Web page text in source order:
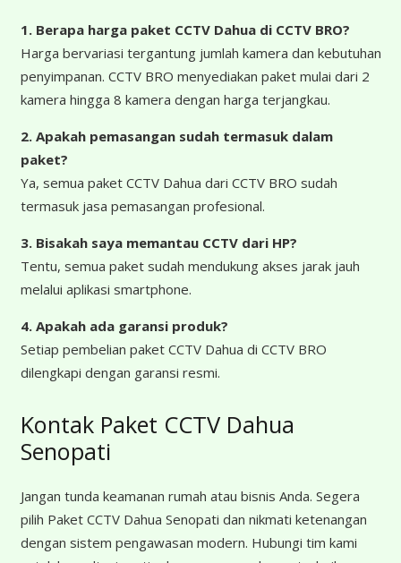
1. Berapa harga paket CCTV Dahua di CCTV BRO?
Harga bervariasi tergantung jumlah kamera dan kebutuhan
penyimpanan. CCTV BRO menyediakan paket mulai dari 2
kamera hingga 8 kamera dengan harga terjangkau.
2. Apakah pemasangan sudah termasuk dalam
paket?
Ya, semua paket CCTV Dahua dari CCTV BRO sudah
termasuk jasa pemasangan profesional.
3. Bisakah saya memantau CCTV dari HP?
Tentu, semua paket sudah mendukung akses jarak jauh
melalui aplikasi smartphone.
4. Apakah ada garansi produk?
Setiap pembelian paket CCTV Dahua di CCTV BRO
dilengkapi dengan garansi resmi.
Kontak Paket CCTV Dahua
Senopati
Jangan tunda keamanan rumah atau bisnis Anda. Segera
pilih Paket CCTV Dahua Senopati dan nikmati ketenangan
dengan sistem pengawasan modern. Hubungi tim kami